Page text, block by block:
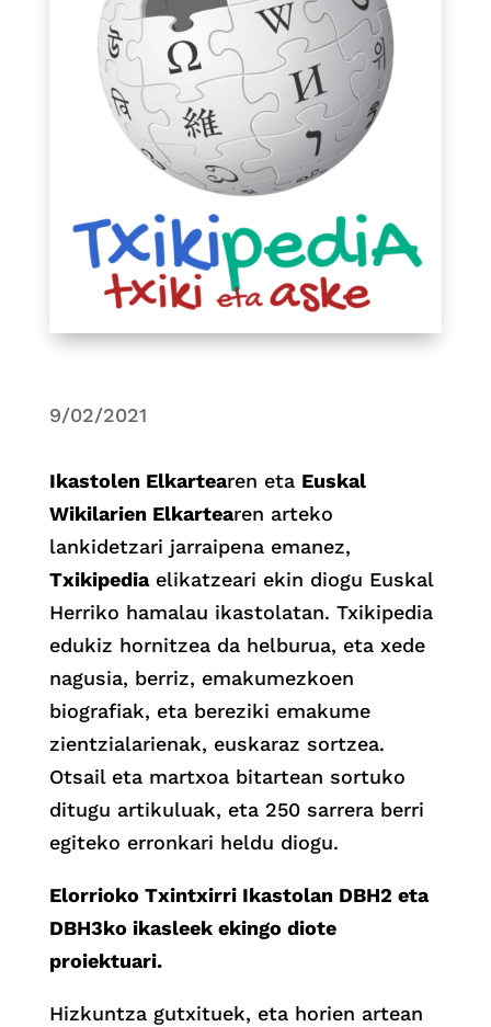
9/02/2021
Ikastolen Elkartearen eta Euskal
Wikilarien Elkartearen arteko
lankidetzari jarraipena emanez,
Txikipediaelikatzeari ekin diogu Euskal
Herriko hamalau ikastolatan. Txikipedia
edukiz hornitzea da helburua, eta xede
nagusia, berriz, emakumezkoen
biografiak, eta bereziki emakume
zientzialarienak, euskaraz sortzea.
Otsail eta martxoa bitartean sortuko
ditugu artikuluak, eta 250 sarrera berri
egiteko erronkari heldu diogu.
Elorrioko Txintxirri Ikastolan DBH2 eta
DBH3ko ikasleek ekingo diote
proiektuari.
Hizkuntza gutxituek, eta horien artean